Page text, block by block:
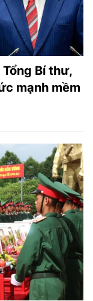
Bí thư,
mạnh mềm